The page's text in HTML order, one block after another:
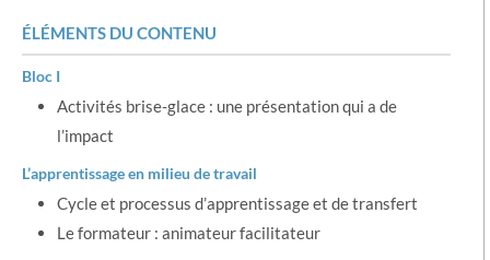
ÉLÉMENTS DU CONTENU
Bloc I
Activités brise-glace : une présentation qui a de
l’impact
L’apprentissage en milieu de travail
Cycle et processus d’apprentissage et de transfert
Le formateur : animateur facilitateur